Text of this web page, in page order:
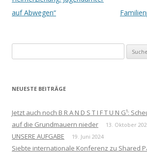
auf Abwegen“
nach:
NEUESTE BEITRÄGE
Jetzt auch noch B R A N D S T I F T U N G¹:
auf die Grundmauern nieder
13. Oktober
UNSERE AUFGABE 19. Juni 2024
Siebte internationale Konferenz zu Shared